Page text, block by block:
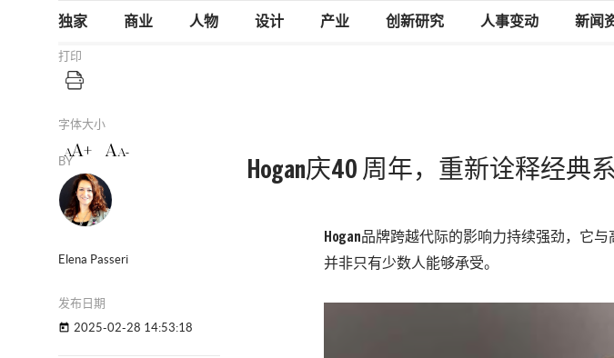
独家 商业 人物 设计 产业 创新研究 人事变动 新闻
BY
Elena Passeri
发布日期
today 2025-02-28 14:53:18
打印
字体大小
AA+ A A-
Hogan庆40 周年，重新诠释经典
Hogan品牌跨越代际的影响力持续强劲，它
并非只有少数人能够承受。